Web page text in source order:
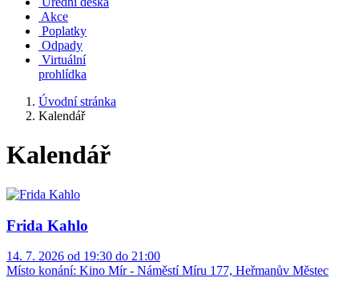
Akce
Poplatky
Odpady
Virtuální
prohlídka
Úvodní stránka
Kalendář
Kalendář
Frida Kahlo
14. 7. 2026 od 19:30 do 21:00
Místo konání: Kino Mír - Náměstí Míru 177, Heřmanův Městec